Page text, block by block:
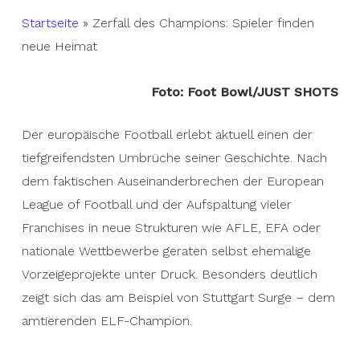
Startseite » Zerfall des Champions: Spieler finden
neue Heimat
Foto: Foot Bowl/JUST SHOTS
Der europäische Football erlebt aktuell einen der
tiefgreifendsten Umbrüche seiner Geschichte. Nach
dem faktischen Auseinanderbrechen der European
League of Football und der Aufspaltung vieler
Franchises in neue Strukturen wie AFLE, EFA oder
nationale Wettbewerbe geraten selbst ehemalige
Vorzeigeprojekte unter Druck. Besonders deutlich
zeigt sich das am Beispiel von Stuttgart Surge – dem
amtierenden ELF-Champion.